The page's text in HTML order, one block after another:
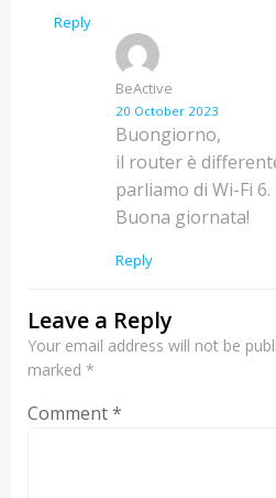
Reply
BeActive
20 October 2023
Buongiorno,
il router è
parliamo di Wi-Fi 6.
Buona giornata!
Reply
Leave a Reply
Your email address will not be
marked *
Comment*